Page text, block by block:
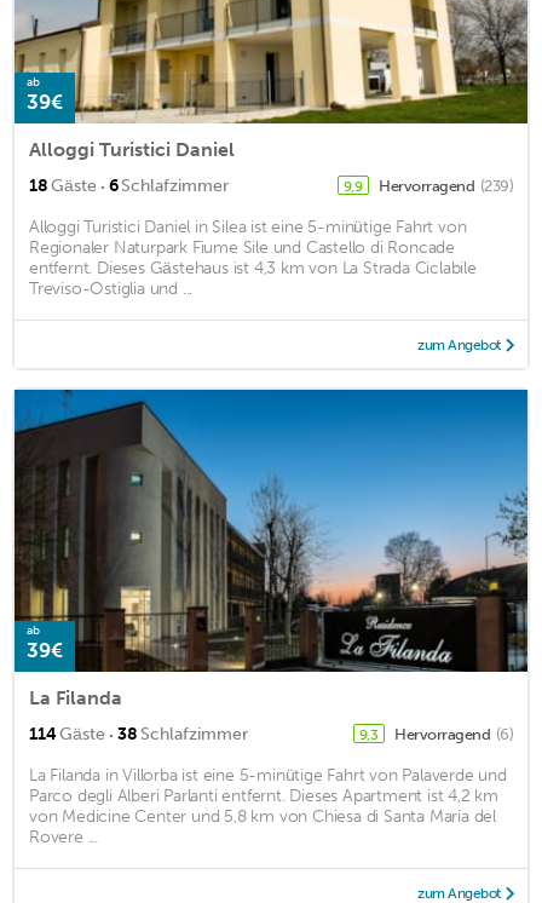
ab
39€
Alloggi Turistici Daniel
18Gäste · 6Schlafzimmer 9,9 Hervorragend (239)
Alloggi Turistici Daniel in Silea ist eine 5-minütige Fahrt von
Regionaler Naturpark Fiume Sile und Castello di Roncade
entfernt. Dieses Gästehaus ist 4,3 km von La Strada Ciclabile
Treviso-Ostiglia und ...
zum Angebot
ab
39€
La Filanda
114Gäste · 38 Schlafzimmer 9,3 Hervorragend (6)
La Filanda in Villorba ist eine 5-minütige Fahrt von Palaverde und
Parco degli Alberi Parlanti entfernt. Dieses Apartment ist 4,2 km
von Medicine Center und 5,8 km von Chiesa di Santa Maria del
Rovere ...
zum Angebot